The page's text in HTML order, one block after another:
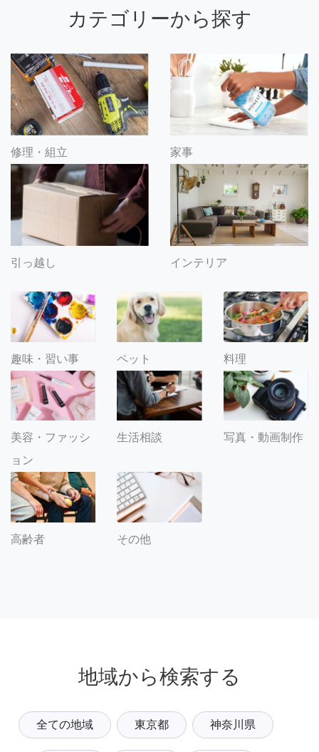
カテゴリーから探す
修理・組立 家事
引っ越し インテリア
趣味・習い事 ペット 料理
美容・ファッシ
ョン
生活相談 写真・動画制作
高齢者 その他
地域から検索する
全ての地域 東京都 神奈川県